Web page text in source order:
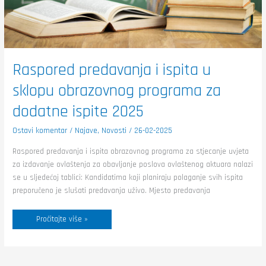
Raspored predavanja i ispita u
sklopu obrazovnog programa za
dodatne ispite 2025
Ostavi komentar / Najave, Novosti / 26-02-2025
Raspored predavanja i ispita obrazovnog programa za stjecanje uvjeta
za izdavanje ovlaštenja za obavljanje poslova ovlaštenog aktuara nalazi
se u sljedećoj tablici: Kandidatima koji planiraju polaganje svih ispita
preporučeno je slušati predavanja uživo. Mjesto predavanja
Pročitajte više »